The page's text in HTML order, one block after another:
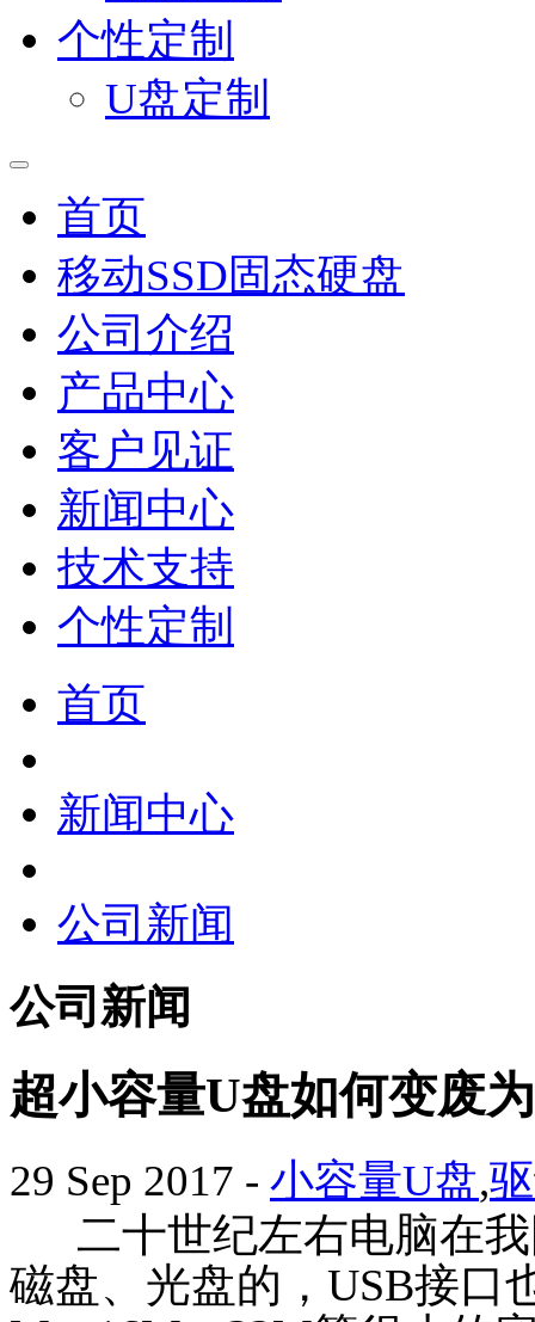
个性定制
U盘定制
首页
移动SSD固态硬盘
公司介绍
产品中心
客户见证
新闻中心
技术支持
个性定制
首页
新闻中心
公司新闻
公司新闻
超小容量U盘如何变废
29 Sep 2017 - 小容量U盘,
二十世纪左右电脑在
磁盘、光盘的， USB接口